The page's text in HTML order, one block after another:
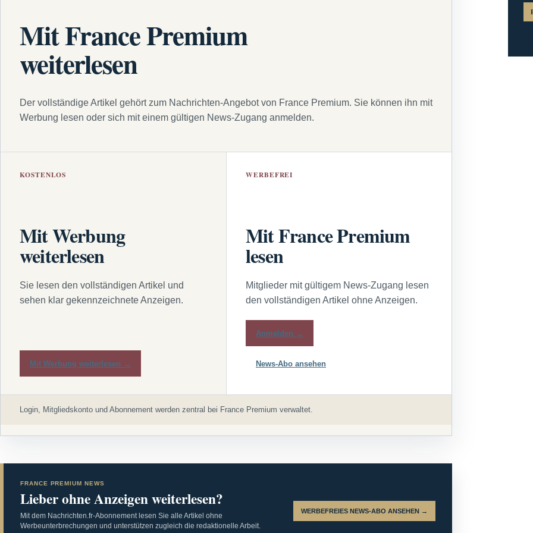
Mit France Premium
weiterlesen
Der vollständige Artikel gehört zum Nachrichten-Angebot von France Premium. Sie können ihn mit
Werbung lesen oder sich mit einem gültigen News-Zugang anmelden.
KOSTENLOS
Mit Werbung
weiterlesen
Sie lesen den vollständigen Artikel und
sehen klar gekennzeichnete Anzeigen.
Mit Werbung weiterlesen →
WERBEFREI
Mit France Premium
lesen
Mitglieder mit gültigem News-Zugang lesen
den vollständigen Artikel ohne Anzeigen.
Anmelden →
News-Abo ansehen
Login, Mitgliedskonto und Abonnement werden zentral bei France Premium verwaltet.
FRANCE PREMIUM NEWS
Lieber ohne Anzeigen weiterlesen?
Mit dem Nachrichten.fr-Abonnement lesen Sie alle Artikel ohne
Werbeunterbrechungen und unterstützen zugleich die redaktionelle Arbeit.
WERBEFREIES NEWS-ABO ANSEHEN →